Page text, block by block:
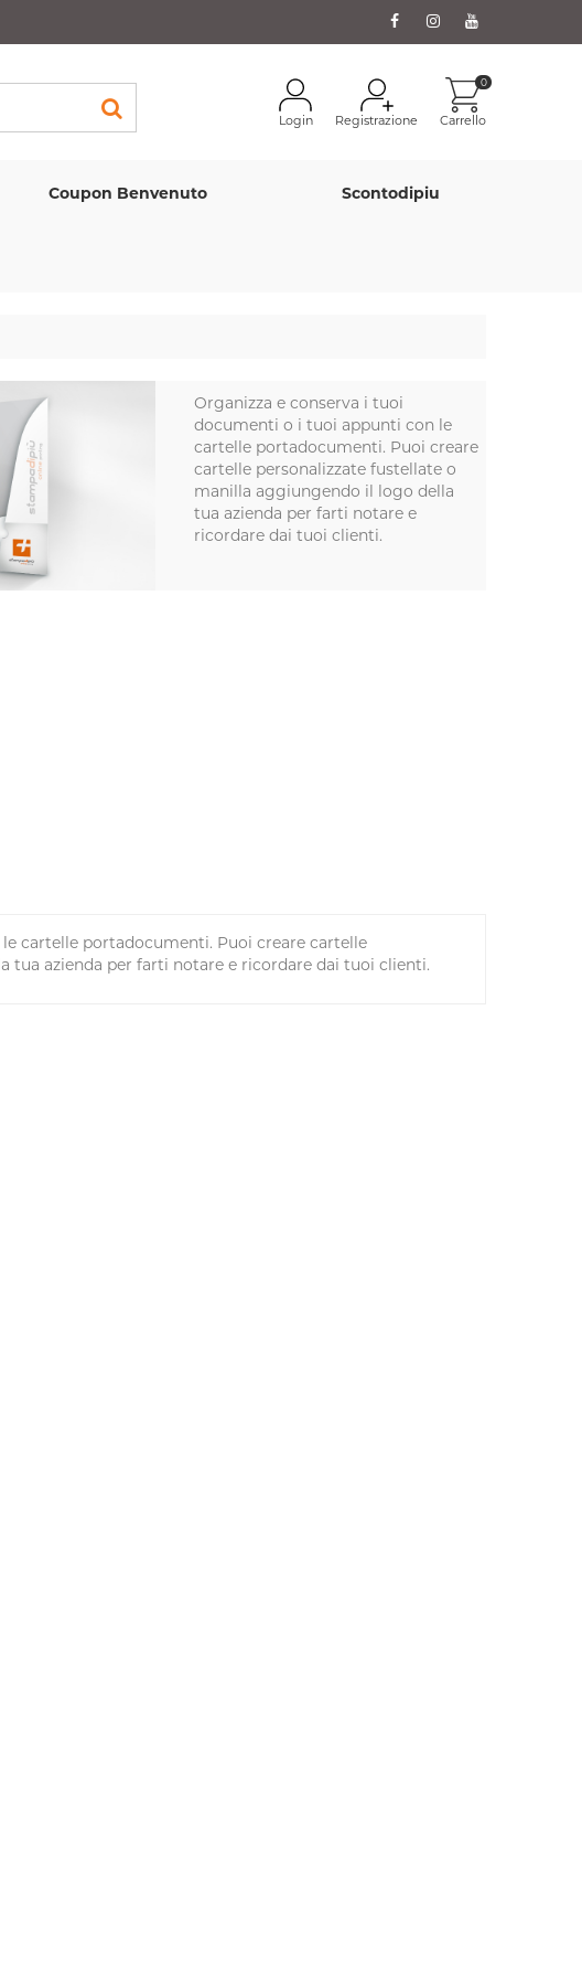
Login Registrazione Carrello
0
Coupon Benvenuto Scontodipiu
Organizza e conserva i tuoi
documenti o i tuoi appunti con le
cartelle portadocumenti. Puoi creare
cartelle personalizzate fustellate o
manilla aggiungendo il logo della
tua azienda per farti notare e
ricordare dai tuoi clienti.
cartelle portadocumenti. Puoi creare cartelle
tua azienda per farti notare e ricordare dai tuoi clienti.